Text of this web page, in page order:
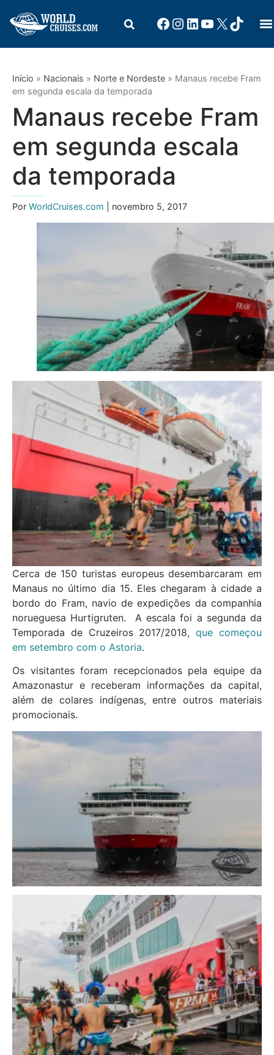
Início » Nacionais » Norte e Nordeste » Manaus recebe Fram
em segunda escala da temporada
Manaus recebe Fram
em segunda escala
da temporada
Por WorldCruises.com | novembro 5, 2017
Cerca de 150 turistas europeus desembarcaram em
Manaus no último dia 15. Eles chegaram à cidade a
bordo do Fram, navio de expedições da companhia
norueguesa Hurtigruten. A escala foi a segunda da
Temporada de Cruzeiros 2017/2018,que começou
em setembro com o Astoria.
Os visitantes foram recepcionados pela equipe da
Amazonastur e receberam informações da capital,
além de colares indígenas, entre outros materiais
promocionais.